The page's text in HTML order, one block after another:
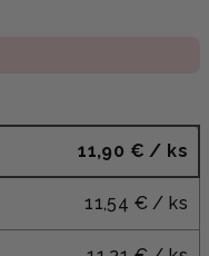
11,90 € / ks
11,54 € / ks